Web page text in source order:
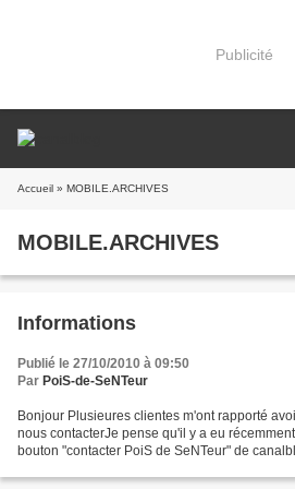
Publicité
Accueil » MOBILE.ARCHIVES
MOBILE.ARCHIVES
Informations
Publié le 27/10/2010 à 09:50
Par PoiS-de-SeNTeur
Bonjour Plusieures clientes m'ont rapporté
nous contacterJe pense qu'il y a eu
bouton "contacter PoiS de SeNTeur" de